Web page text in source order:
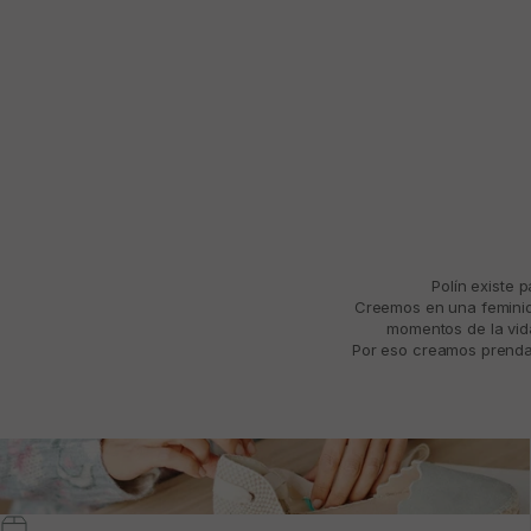
Polín existe
Creemos en una
momentos de la
Por eso creamos